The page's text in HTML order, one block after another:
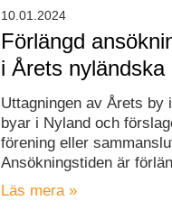
Förlängd
i Årets nyländska
Uttagningen av Årets by
byar i Nyland och
förening eller
Ansökningstiden är
Läs mera »
10.01.2024